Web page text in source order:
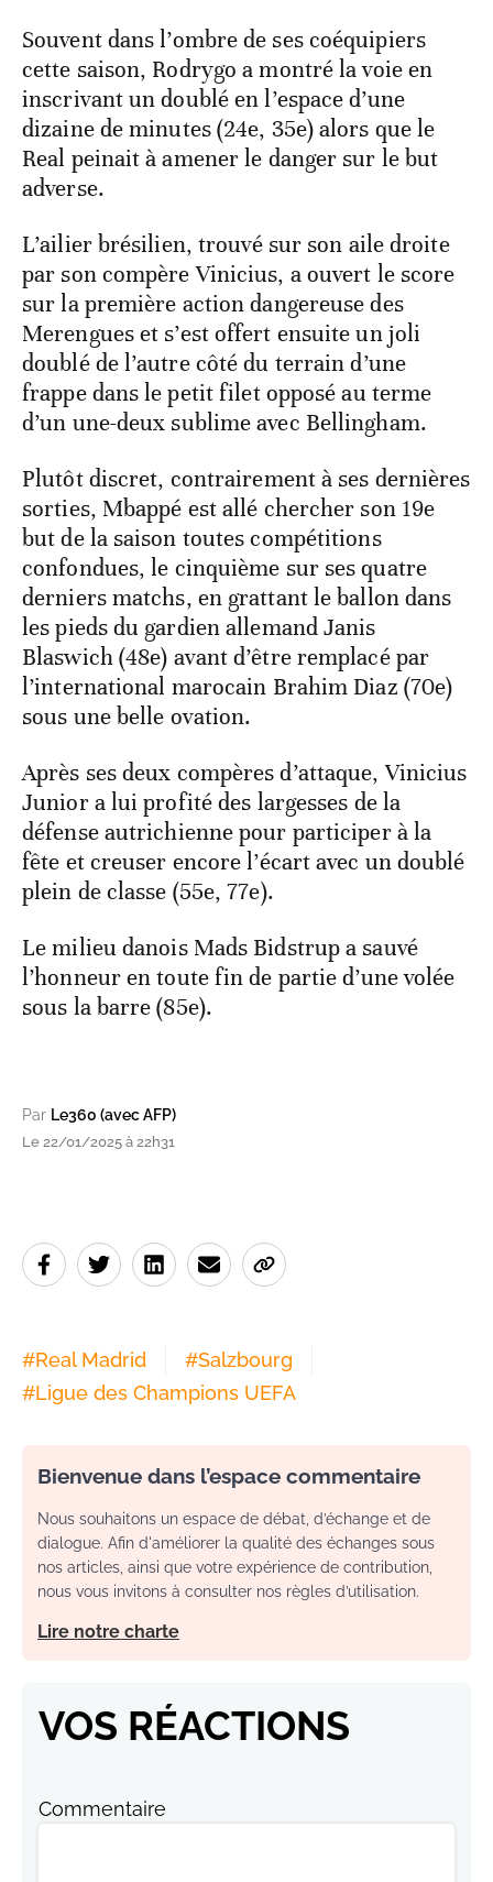
Souvent dans l’ombre de ses coéquipiers
cette saison, Rodrygo a montré la voie en
inscrivant un doublé en l’espace d’une
dizaine de minutes (24e, 35e) alors que le
Real peinait à amener le danger sur le but
adverse.
L’ailier brésilien, trouvé sur son aile droite
par son compère Vinicius, a ouvert le score
sur la première action dangereuse des
Merengues et s’est offert ensuite un joli
doublé de l’autre côté du terrain d’une
frappe dans le petit filet opposé au terme
d’un une-deux sublime avec Bellingham.
Plutôt discret, contrairement à ses dernières
sorties, Mbappé est allé chercher son 19e
but de la saison toutes compétitions
confondues, le cinquième sur ses quatre
derniers matchs, en grattant le ballon dans
les pieds du gardien allemand Janis
Blaswich (48e) avant d’être remplacé par
l’international marocain Brahim Diaz (70e)
sous une belle ovation.
Après ses deux compères d’attaque, Vinicius
Junior a lui profité des largesses de la
défense autrichienne pour participer à la
fête et creuser encore l’écart avec un doublé
plein de classe (55e, 77e).
Le milieu danois Mads Bidstrup a sauvé
l’honneur en toute fin de partie d’une volée
sous la barre (85e).
Par Le360 (avec AFP)
Le 22/01/2025 à 22h31
#Real Madrid #Salzbourg
#Ligue des Champions UEFA
Bienvenue dans l’espace commentaire
Nous souhaitons un espace de débat, d’échange et de
dialogue. Afin d'améliorer la qualité des échanges sous
nos articles, ainsi que votre expérience de contribution,
nous vous invitons à consulter nos règles d’utilisation.
Lire notre charte
VOS RÉACTIONS
Commentaire